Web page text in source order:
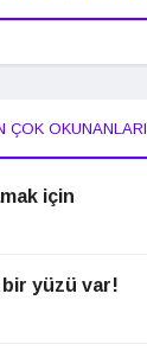
ÇOK OKUNANLARI
için
bir yüzü var!